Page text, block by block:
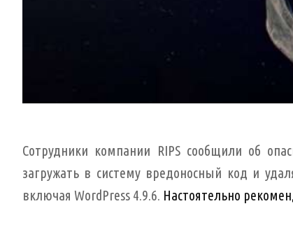
Сотрудники компании RIPS сообщили об
загружать в систему вредоносный код и
включая WordPress 4.9.6. Настоятельно